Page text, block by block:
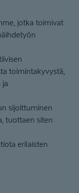
jotka toimivat
toimintakyvystä,
ja
sijoittuminen
tuottaen siten
erilaisten